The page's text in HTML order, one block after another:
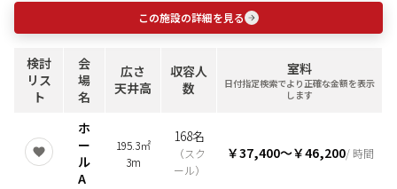
この施設の詳細を見る
検討
リス
ト
会
場
名
広さ
天井高
収容人
数
室料
日付指定検索でより正確な金額を表示
します
ホ
ー
ル
A
195.3㎡
3m
168名
（スク
ール）
￥37,400〜￥46,200/ 時間